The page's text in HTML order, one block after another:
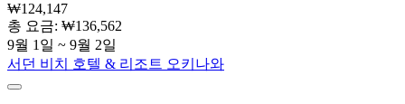
₩124,147
총 요금: ₩136,562
9월 1일 ~ 9월 2일
서던 비치 호텔 & 리조트 오키나와